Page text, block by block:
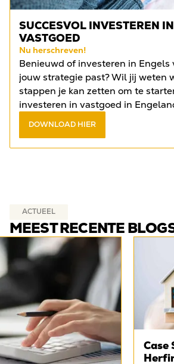
SUCCESVOL INVESTEREN
VASTGOED
Nu herschreven!
Benieuwd of investeren in Engels
jouw strategie past? Wil jij weten
stappen je kan zetten om te
investeren in vastgoed in
DOWNLOAD HIER
ACTUEEL
MEEST RECENTE
Case